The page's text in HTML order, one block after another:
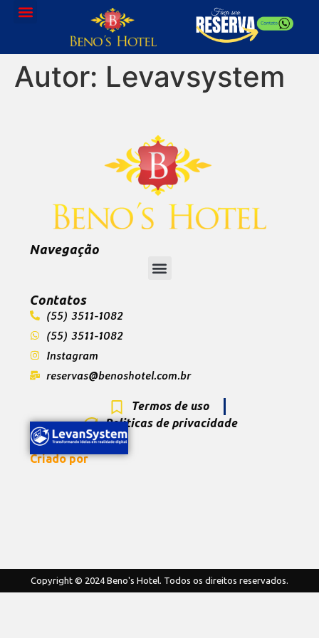
Autor: Levavsystem
Navegação
Contatos
(55) 3511-1082
(55) 3511-1082
Instagram
reservas@benoshotel.com.br
Termos de uso
Politicas de privacidade
Criado por
Copyright © 2024 Beno's Hotel. Todos os direitos reservados.